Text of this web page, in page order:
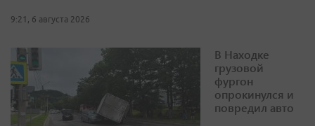
9:21, 6 августа 2026
В Находке
грузовой
фургон
опрокинулся и
повредил авто